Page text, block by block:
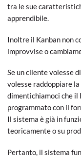
tra le sue
apprendibile.
Inoltre il Kanban non
improvvise o
Se un cliente volesse
volesse raddoppiare
dimentichiamoci che il
programmato con il
Il sistema è già in
teoricamente o su
Pertanto, il sistema